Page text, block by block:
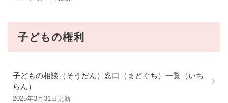
子どもの権利
子どもの相談（そうだん）窓口（まどぐち）一覧（いち
らん）
2025年3月31日更新